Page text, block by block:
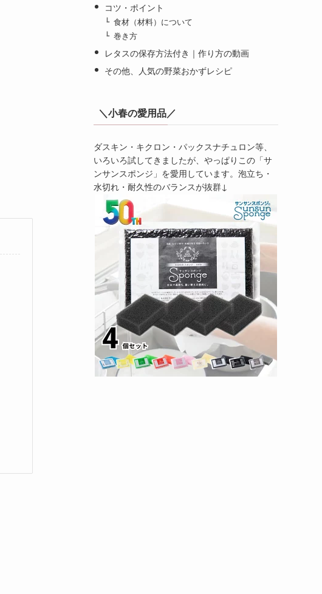
コツ・ポイント
食材（材料）について
巻き方
レタスの保存方法付き｜作り方の動画
その他、人気の野菜おかずレシピ
＼小春の愛用品／
ダスキン・キクロン・パックスナチュロン等、
いろいろ試してきましたが、やっぱりこの「サ
ンサンスポンジ」を愛用しています。泡立ち・
水切れ・耐久性のバランスが抜群↓